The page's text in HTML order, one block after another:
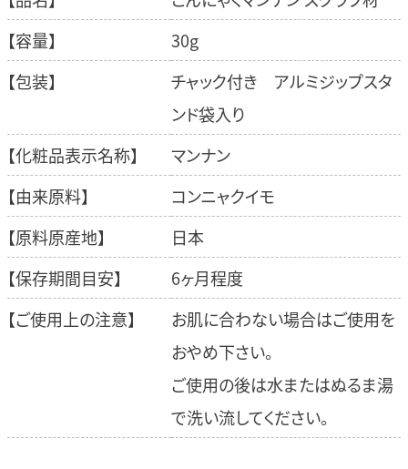
【容量】
30g
【包装】
チャック付き アルミジップスタ
ンド袋入り
【化粧品表示名称】
マンナン
【由来原料】
コンニャクイモ
【原料原産地】
日本
【保存期間目安】
6ヶ月程度
【ご使用上の注意】
お肌に合わない場合はご使用を
おやめ下さい。
ご使用の後は水またはぬるま湯
で洗い流してください。